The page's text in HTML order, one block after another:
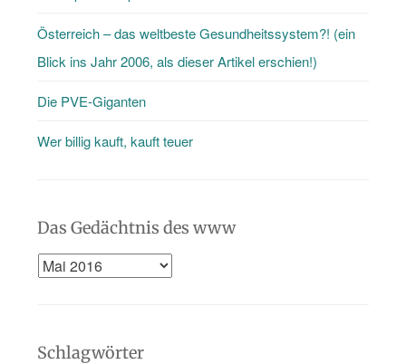
Österreich – das weltbeste Gesundheitssystem?! (ein
Blick ins Jahr 2006, als dieser Artikel erschien!)
Die PVE-Giganten
Wer billig kauft, kauft teuer
Das Gedächtnis des www
Das
www
Schlagwörter